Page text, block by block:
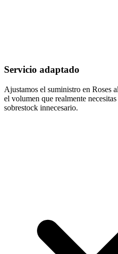
Servicio adaptado
Ajustamos el suministro en Roses
el volumen que realmente
sobrestock innecesario.